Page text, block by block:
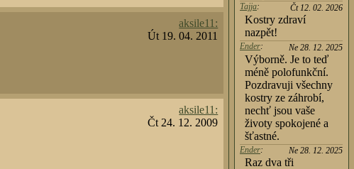
aksile11:
Út 19. 04. 2011
aksile11:
Čt 24. 12. 2009
Čt 12. 02. 2026
Tajja:
Kostry zdraví
nazpět!
Ne 28. 12. 2025
Ender:
Výborně. Je to teď
méně polofunkční.
Pozdravuji všechny
kostry ze záhrobí,
nechť jsou vaše
životy spokojené a
šťastné.
Ne 28. 12. 2025
Ender:
Raz dva tři